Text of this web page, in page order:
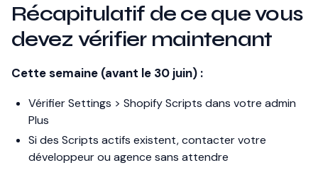
Récapitulatif de ce que vous
devez vérifier maintenant
Cette semaine (avant le 30 juin) :
Vérifier Settings > Shopify Scripts dans votre admin
Plus
Si des Scripts actifs existent, contacter votre
développeur ou agence sans attendre